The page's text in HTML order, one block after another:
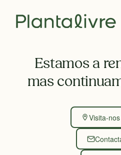
Estamos a
mas
Visita-